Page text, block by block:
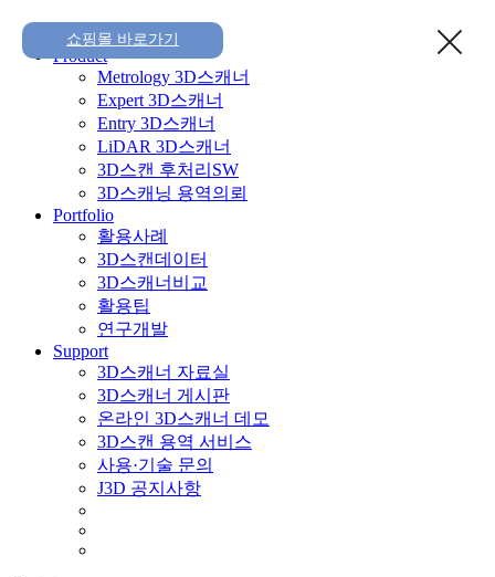
쇼핑몰 바로가기
Home
Product
Metrology 3D스캐너
Expert 3D스캐너
Entry 3D스캐너
LiDAR 3D스캐너
3D스캔 후처리SW
3D스캐닝 용역의뢰
Portfolio
활용사례
3D스캔데이터
3D스캐너비교
활용팁
연구개발
Support
3D스캐너 자료실
3D스캐너 게시판
온라인 3D스캐너 데모
3D스캔 용역 서비스
사용·기술 문의
J3D 공지사항